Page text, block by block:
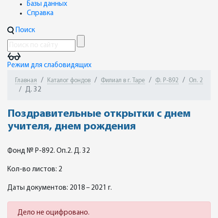
Базы данных
Справка
Поиск
Режим для слабовидящих
Главная Каталог фондов Филиал в г. Таре Ф. Р-892 Оп. 2
Д. 32
Поздравительные открытки с днем
учителя, днем рождения
Фонд № Р-892. Оп.2. Д. 32
Кол-во листов: 2
Даты документов: 2018 – 2021 г.
Дело не оцифровано.